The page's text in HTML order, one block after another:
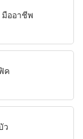
มืออาชีพ
ค
ว